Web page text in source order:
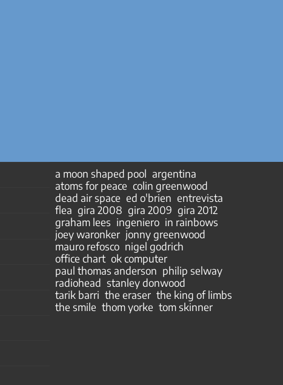
a moon shaped pool argentina
atoms for peace colin greenwood
dead air space ed o'brien entrevista
flea gira 2008 gira 2009 gira 2012
graham lees ingeniero in rainbows
joey waronker jonny greenwood
mauro refosco nigel godrich
office chart ok computer
paul thomas anderson philip selway
radiohead stanley donwood
tarik barri the eraser the king of limbs
the smile thom yorke tom skinner